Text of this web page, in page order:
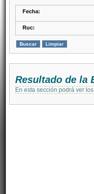
Fecha:
Ruc:
Resultado de la
En esta sección podrá ver